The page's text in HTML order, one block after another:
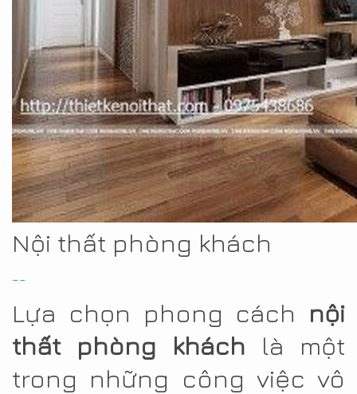
Nội thất phòng khách
--
Lựa chọn phong cách nội
thất phòng khách là một
trong những công việc vô